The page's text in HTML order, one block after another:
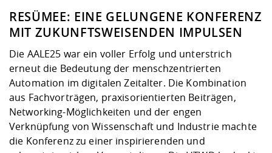
RESÜMEE: EINE GELUNGENE KONFERENZ
MIT ZUKUNFTSWEISENDEN IMPULSEN
Die AALE25 war ein voller Erfolg und unterstrich
erneut die Bedeutung der menschzentrierten
Automation im digitalen Zeitalter. Die Kombination
aus Fachvorträgen, praxisorientierten Beiträgen,
Networking-Möglichkeiten und der engen
Verknüpfung von Wissenschaft und Industrie machte
die Konferenz zu einer inspirierenden und